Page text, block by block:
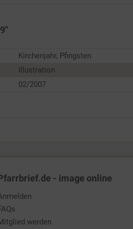
Kirchenjahr, Pfingsten
Illustration
02/2007
- image online
werden